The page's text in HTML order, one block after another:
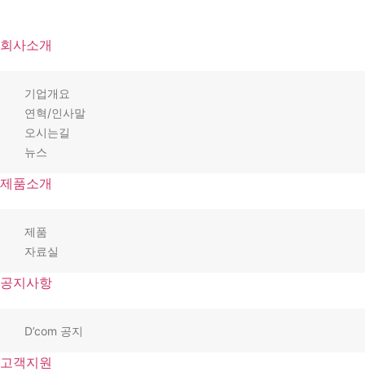
회사소개
기업개요
연혁/인사말
오시는길
뉴스
제품소개
제품
자료실
공지사항
D’com 공지
고객지원